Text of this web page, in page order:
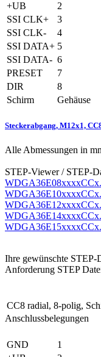
+UB
2
SSI CLK+
3
SSI CLK-
4
SSI DATA+ 5
SSI DATA- 6
PRESET
7
DIR
8
Schirm
Gehäuse
Steckerabgang, M12x1,
Alle Abmessungen in
STEP-Viewer / STEP-
Ihre gewünschte STEP-
Anforderung STEP
CC8 radial, 8-polig,
Anschlussbelegungen
GND
1